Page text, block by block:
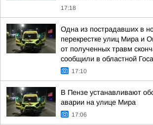
17:18
Одна из пострадавших в
перекрестке улиц Мира и
от полученных травм
сообщили в областной
17:10
В Пензе устанавливают
аварии на улице Мира
17:06